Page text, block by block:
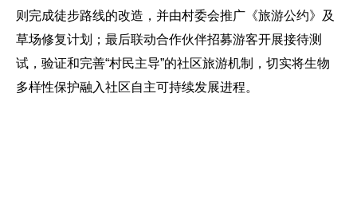
则完成徒步路线的改造，并由村委会推广《旅游公约》及
草场修复计划；最后联动合作伙伴招募游客开展接待测
试，验证和完善“村民主导”的社区旅游机制，切实将生物
多样性保护融入社区自主可持续发展进程。